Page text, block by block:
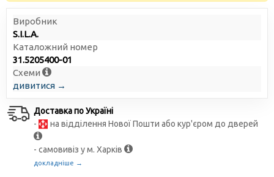
Виробник
S.I.L.A.
Каталожний номер
31.5205400-01
Схеми
дивитися →
Доставка по Україні
-
на відділення Нової Пошти або кур'єром до дверей
- самовивіз у м. Харків
докладніше →